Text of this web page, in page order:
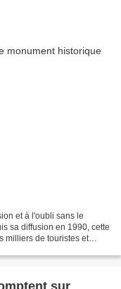
et à l'oubli sans le
sa diffusion en 1990, cette
milliers de touristes et
sur